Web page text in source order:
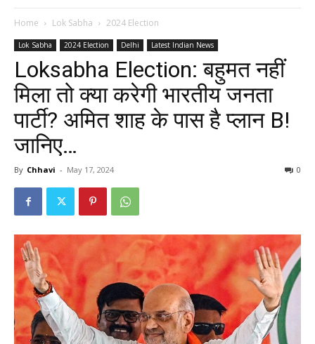
Home Lok Sabha 2024 Election
Lok Sabha 2024 Election Delhi Latest Indian News
Loksabha Election: बहुमत नहीं
मिला तो क्या करेगी भारतीय जनता
पार्टी? अमित शाह के पास है प्लान B!
जानिए…
By Chhavi - May 17, 2024 0